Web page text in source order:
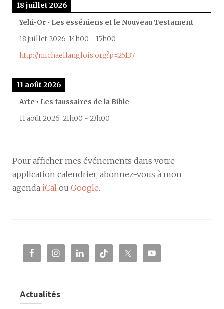
18 juillet 2026
Yehi-Or • Les esséniens et le Nouveau Testament
18 juillet 2026 14h00 - 15h00
http://michaellanglois.org?p=25137
11 août 2026
Arte • Les faussaires de la Bible
11 août 2026 21h00 - 23h00
Pour afficher mes événements dans votre
application calendrier, abonnez-vous à mon
agenda iCal ou Google.
Actualités